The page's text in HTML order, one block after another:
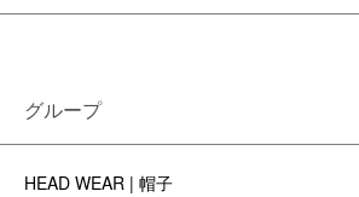
グループ
HEAD WEAR | 帽子